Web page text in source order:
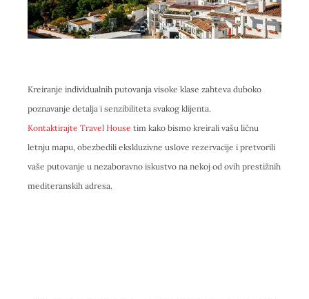
Kreiranje individualnih putovanja visoke klase zahteva duboko
poznavanje detalja i senzibiliteta svakog klijenta.
Kontaktirajte Travel House tim kako bismo kreirali vašu ličnu
letnju mapu, obezbedili ekskluzivne uslove rezervacije i pretvorili
vaše putovanje u nezaboravno iskustvo na nekoj od ovih prestižnih
mediteranskih adresa.